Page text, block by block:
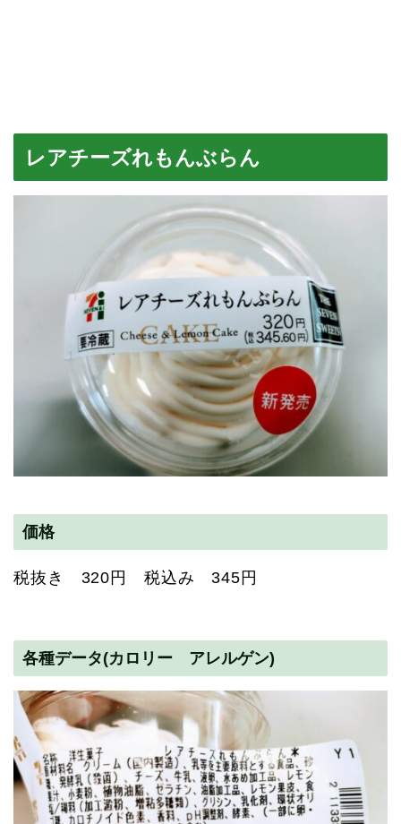
レアチーズれもんぶらん
価格
税抜き 320円 税込み 345円
各種データ(カロリー アレルゲン)